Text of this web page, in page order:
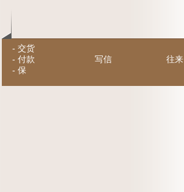
- 交货
- 付款
- 保
写信 往来